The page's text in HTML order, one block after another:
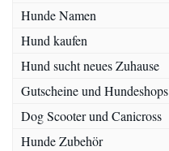
Hunde Namen
Hund kaufen
Hund sucht neues Zuhause
Gutscheine und Hundeshops
Dog Scooter und Canicross
Hunde Zubehör